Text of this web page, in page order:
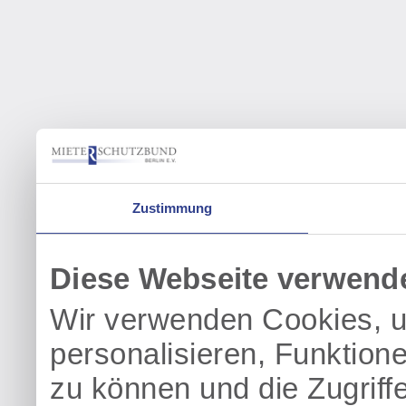
Zustimmung
Diese Webseite
Wir verwenden Cookies,
personalisieren,
zu können und die